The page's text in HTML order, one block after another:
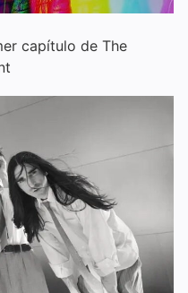
capítulo de The